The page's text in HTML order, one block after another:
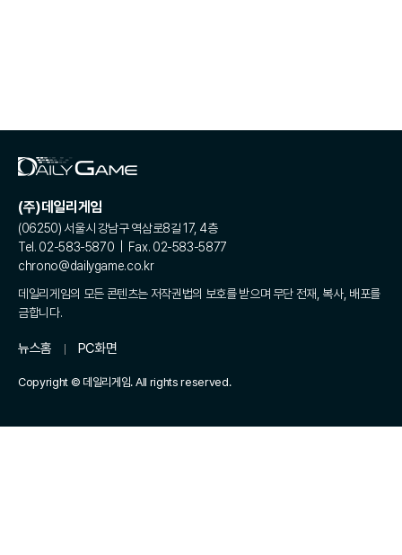
(주)데일리게임
(06250) 서울시 강남구 역삼로8길 17, 4층
Tel. 02-583-5870 | Fax. 02-583-5877
chrono@dailygame.co.kr
데일리게임의 모든 콘텐츠는 저작권법의 보호를 받으며 무단 전재, 복사, 배포를
금합니다.
뉴스홈 PC화면
Copyright © 데일리게임. All rights reserved.